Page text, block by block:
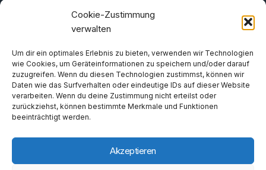
Cookie-Zustimmung
verwalten
Um dir ein optimales Erlebnis zu bieten, verwenden wir Technologien
wie Cookies, um Geräteinformationen zu speichern und/oder darauf
zuzugreifen. Wenn du diesen Technologien zustimmst, können wir
Daten wie das Surfverhalten oder eindeutige IDs auf dieser Website
verarbeiten. Wenn du deine Zustimmung nicht erteilst oder
zurückziehst, können bestimmte Merkmale und Funktionen
beeinträchtigt werden.
Akzeptieren
Datenschutzerklärung
© 2026 FORUM - Gemeinsam gegen das